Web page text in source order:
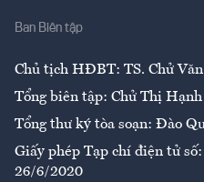
Ban Biên tập
Chủ tịch HĐBT: TS. Chử
Tổng biên tập: Chử Thị Hạnh
Tổng thư ký tòa soạn: Đào
Giấy phép Tạp chí điện tử
26/6/2020